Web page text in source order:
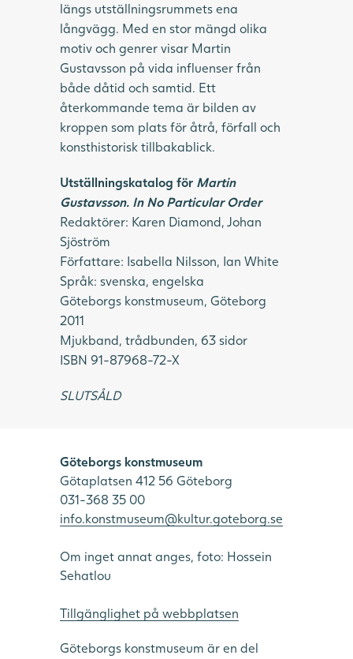
längs utställningsrummets ena
långvägg. Med en stor mängd olika
motiv och genrer visar Martin
Gustavsson på vida influenser från
både dåtid och samtid. Ett
återkommande tema är bilden av
kroppen som plats för åtrå, förfall och
konsthistorisk tillbakablick.
Utställningskatalog för Martin
Gustavsson. In No Particular Order
Redaktörer: Karen Diamond, Johan
Sjöström
Författare: Isabella Nilsson, Ian White
Språk: svenska, engelska
Göteborgs konstmuseum, Göteborg
2011
Mjukband, trådbunden, 63 sidor
ISBN 91-87968-72-X
SLUTSÅLD
Göteborgs konstmuseum
Götaplatsen 412 56 Göteborg
031-368 35 00
info.konstmuseum@kultur.goteborg.se
Om inget annat anges, foto: Hossein
Sehatlou
Tillgänglighet på webbplatsen
Göteborgs konstmuseum är en del